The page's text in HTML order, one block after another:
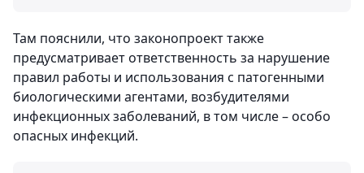
Там пояснили, что законопроект также
предусматривает ответственность за нарушение
правил работы и использования с патогенными
биологическими агентами, возбудителями
инфекционных заболеваний, в том числе – особо
опасных инфекций.